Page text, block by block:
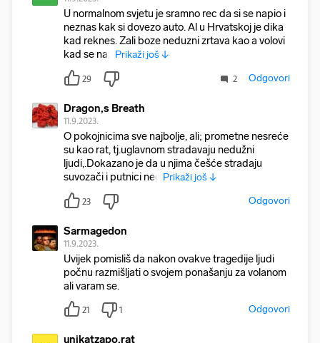
U normalnom svjetu je sramno rec da si se napio i
neznas kak si dovezo auto. Al u Hrvatskoj je dika
kad reknes. Zali boze neduzni zrtava kao a volovi
kad se naz Prikaži još ↓
29 2 Odgovori
Dragon,s Breath
11.9.2023.
O pokojnicima sve najbolje, ali; prometne nesreće
su kao rat, tj.uglavnom stradavaju nedužni
ljudi,.Dokazano je da u njima češće stradaju
suvozači i putnici neg Prikaži još ↓
23 Odgovori
Sarmagedon
11.9.2023.
Uvijek pomisliš da nakon ovakve tragedije ljudi
počnu razmišljati o svojem ponašanju za volanom
ali varam se.
21 1 Odgovori
unikatzapo.rat